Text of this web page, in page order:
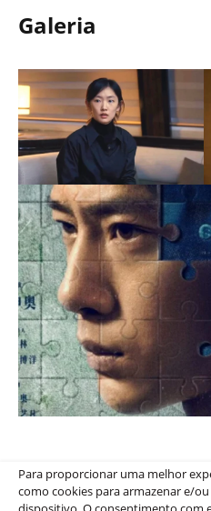
Para proporcionar uma melhor
como cookies para armazenar e/
Galeria